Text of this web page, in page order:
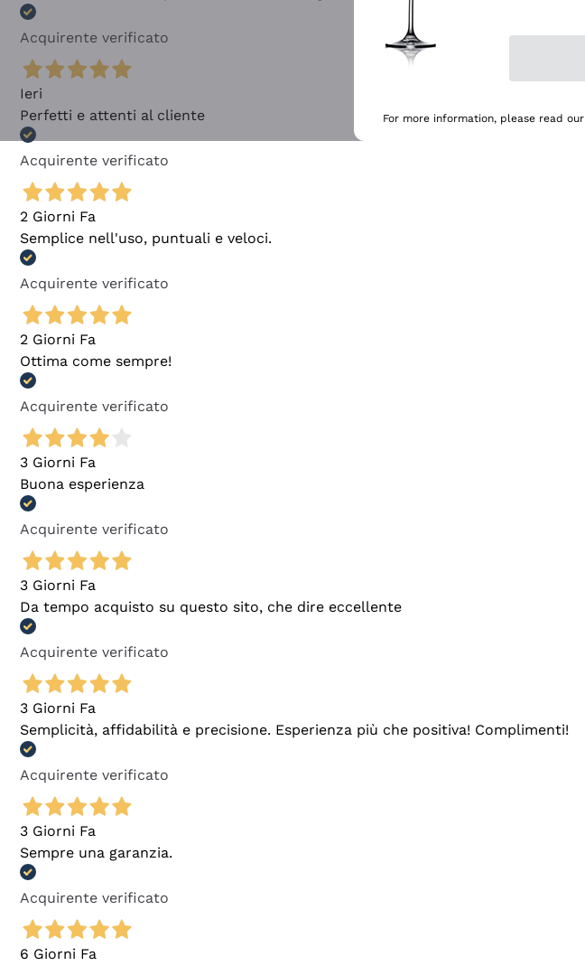
Acquirente verificato
Ieri
Perfetti e attenti al cliente
Acquirente verificato
2 Giorni Fa
Semplice nell'uso, puntuali e veloci.
Acquirente verificato
2 Giorni Fa
Ottima come sempre!
Acquirente verificato
3 Giorni Fa
Buona esperienza
Acquirente verificato
3 Giorni Fa
Da tempo acquisto su questo sito, che dire eccellente
Acquirente verificato
3 Giorni Fa
Semplicità, affidabilità e precisione. Esperienza più che positiva! Complimenti!
Acquirente verificato
3 Giorni Fa
Sempre una garanzia.
Acquirente verificato
6 Giorni Fa
For more information, please read our